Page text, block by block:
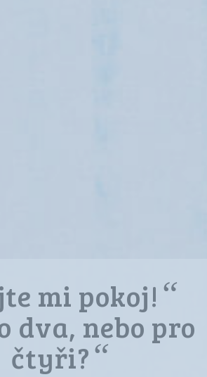
mi pokoj! “
dva, nebo pro
čtyři?“